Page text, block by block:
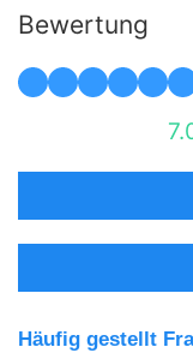
Bewertung
Häufig gestellt